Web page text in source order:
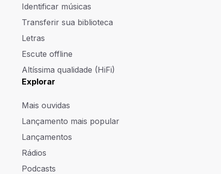
Identificar músicas
Transferir sua biblioteca
Letras
Escute offline
Altíssima qualidade (HiFi)
Explorar
Mais ouvidas
Lançamento mais popular
Lançamentos
Rádios
Podcasts